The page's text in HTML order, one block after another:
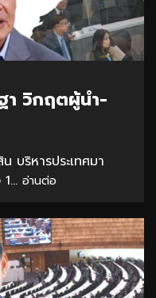
า วิกฤตผู้นำ-
บริหารประเทศมา
อ่านต่อ